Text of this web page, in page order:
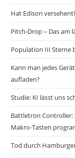
Hat Edison
Pitch-Drop – Das am
Population III Sterne
Kann man jedes
aufladen?
Studie: KI lässt uns
Battletron Controller:
Makro-Tasten
Tod durch